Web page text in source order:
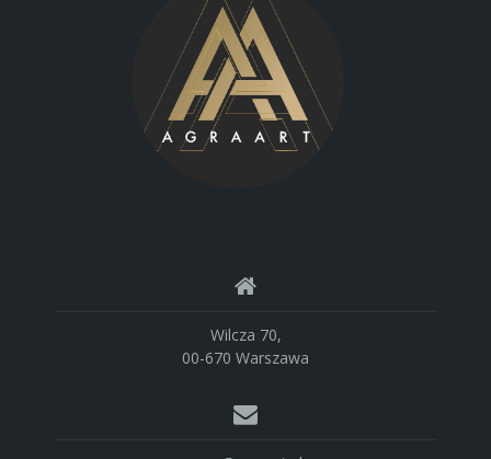
Wilcza 70,
00-670 Warszawa